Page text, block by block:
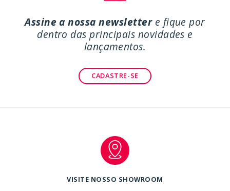
Assine a nossa newslettere fique por
dentro das principais novidades e
lançamentos.
CADASTRE-SE
VISITE NOSSO SHOWROOM